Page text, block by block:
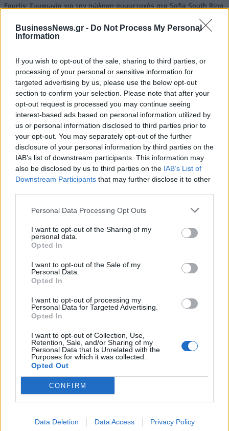
BusinessNews.gr - Do Not Process My Personal
Information
If you wish to opt-out of the sale, sharing to third parties, or
processing of your personal or sensitive information for
targeted advertising by us, please use the below opt-out
section to confirm your selection. Please note that after your
opt-out request is processed you may continue seeing
interest-based ads based on personal information utilized by
us or personal information disclosed to third parties prior to
your opt-out. You may separately opt-out of the further
disclosure of your personal information by third parties on the
IAB’s list of downstream participants. This information may
also be disclosed by us to third parties on the IAB’s List of
Downstream Participants that may further disclose it to other
Personal Data Processing Opt Outs
I want to opt-out of the Sharing of my
personal data.
Opted In
I want to opt-out of the Sale of my
Personal Data.
Opted In
I want to opt-out of processing my
Personal Data for Targeted Advertising.
Opted In
I want to opt-out of Collection, Use,
Retention, Sale, and/or Sharing of my
Personal Data that Is Unrelated with the
Purposes for which it was collected.
Opted Out
CONFIRM
Data Deletion Data Access Privacy Policy
Fourlis: Συμφωνία για την πώληση συμμετοχής στο Sofia South Ring
Χρηματιστήριο Αθηνών:
Εβδομαδιαία άνοδος 1,76%,
κέρδη 23,31% από τις αρχές
του έτους
του Γρηγόρη Δημητριάδη - Ο
Γιάννης Αλαφούζος επιστρέφει
στη θέση του CEO
Media: Με ενίσχυση 8 εκατ. ευρώ σε 451 επιχειρήσεις ξεκίνησε το
πρόγραμμα στήριξης- Κάλυψη εισφορών ΕΔΟΕΑΠ
Η Toyota φέρνει νέα γενιά
Σε κινεζική… πολιορκία η
Νέο Audi A2 e-tron με στόχο την κορυφή της αποδοτικότητας
Μισιακός: «Ο προπονητής είναι
Ελληνική Αναπτυξιακή Τράπεζα: Με «προίκα» 2 δισ. ευρώ ανοίγει
δρόμο για δάνεια έως 5 δισ. σε μικρομεσαίες
57% - Τα νέα στοιχήματα σε
low & non alcohol
σύμβουλος της ΔΕΗ για την
είσοδο στην πολωνική αγορά